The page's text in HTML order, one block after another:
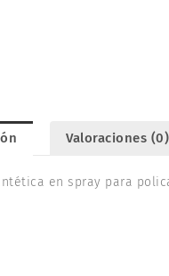
Valoraciones (0)
en spray para